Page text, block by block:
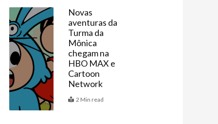
Mais
Novas
aventuras da
Turma da
Mônica
chegam na
HBO MAX e
Cartoon
Network
2 Min read